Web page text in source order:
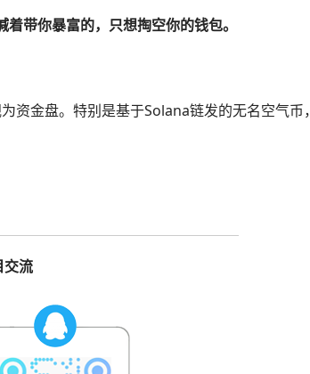
带你暴富的，只想掏空你的钱包。
资金盘。特别是基于Solana链发的无名空气币，
交流